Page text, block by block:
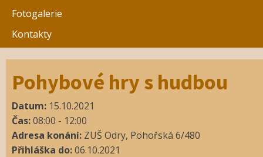
Fotogalerie
Kontakty
Pohybové hry s hudbou
Datum: 15.10.2021
Čas:08:00 - 12:00
Adresa konání: ZUŠ Odry, Pohořská 6/480
Přihláška do:06.10.2021